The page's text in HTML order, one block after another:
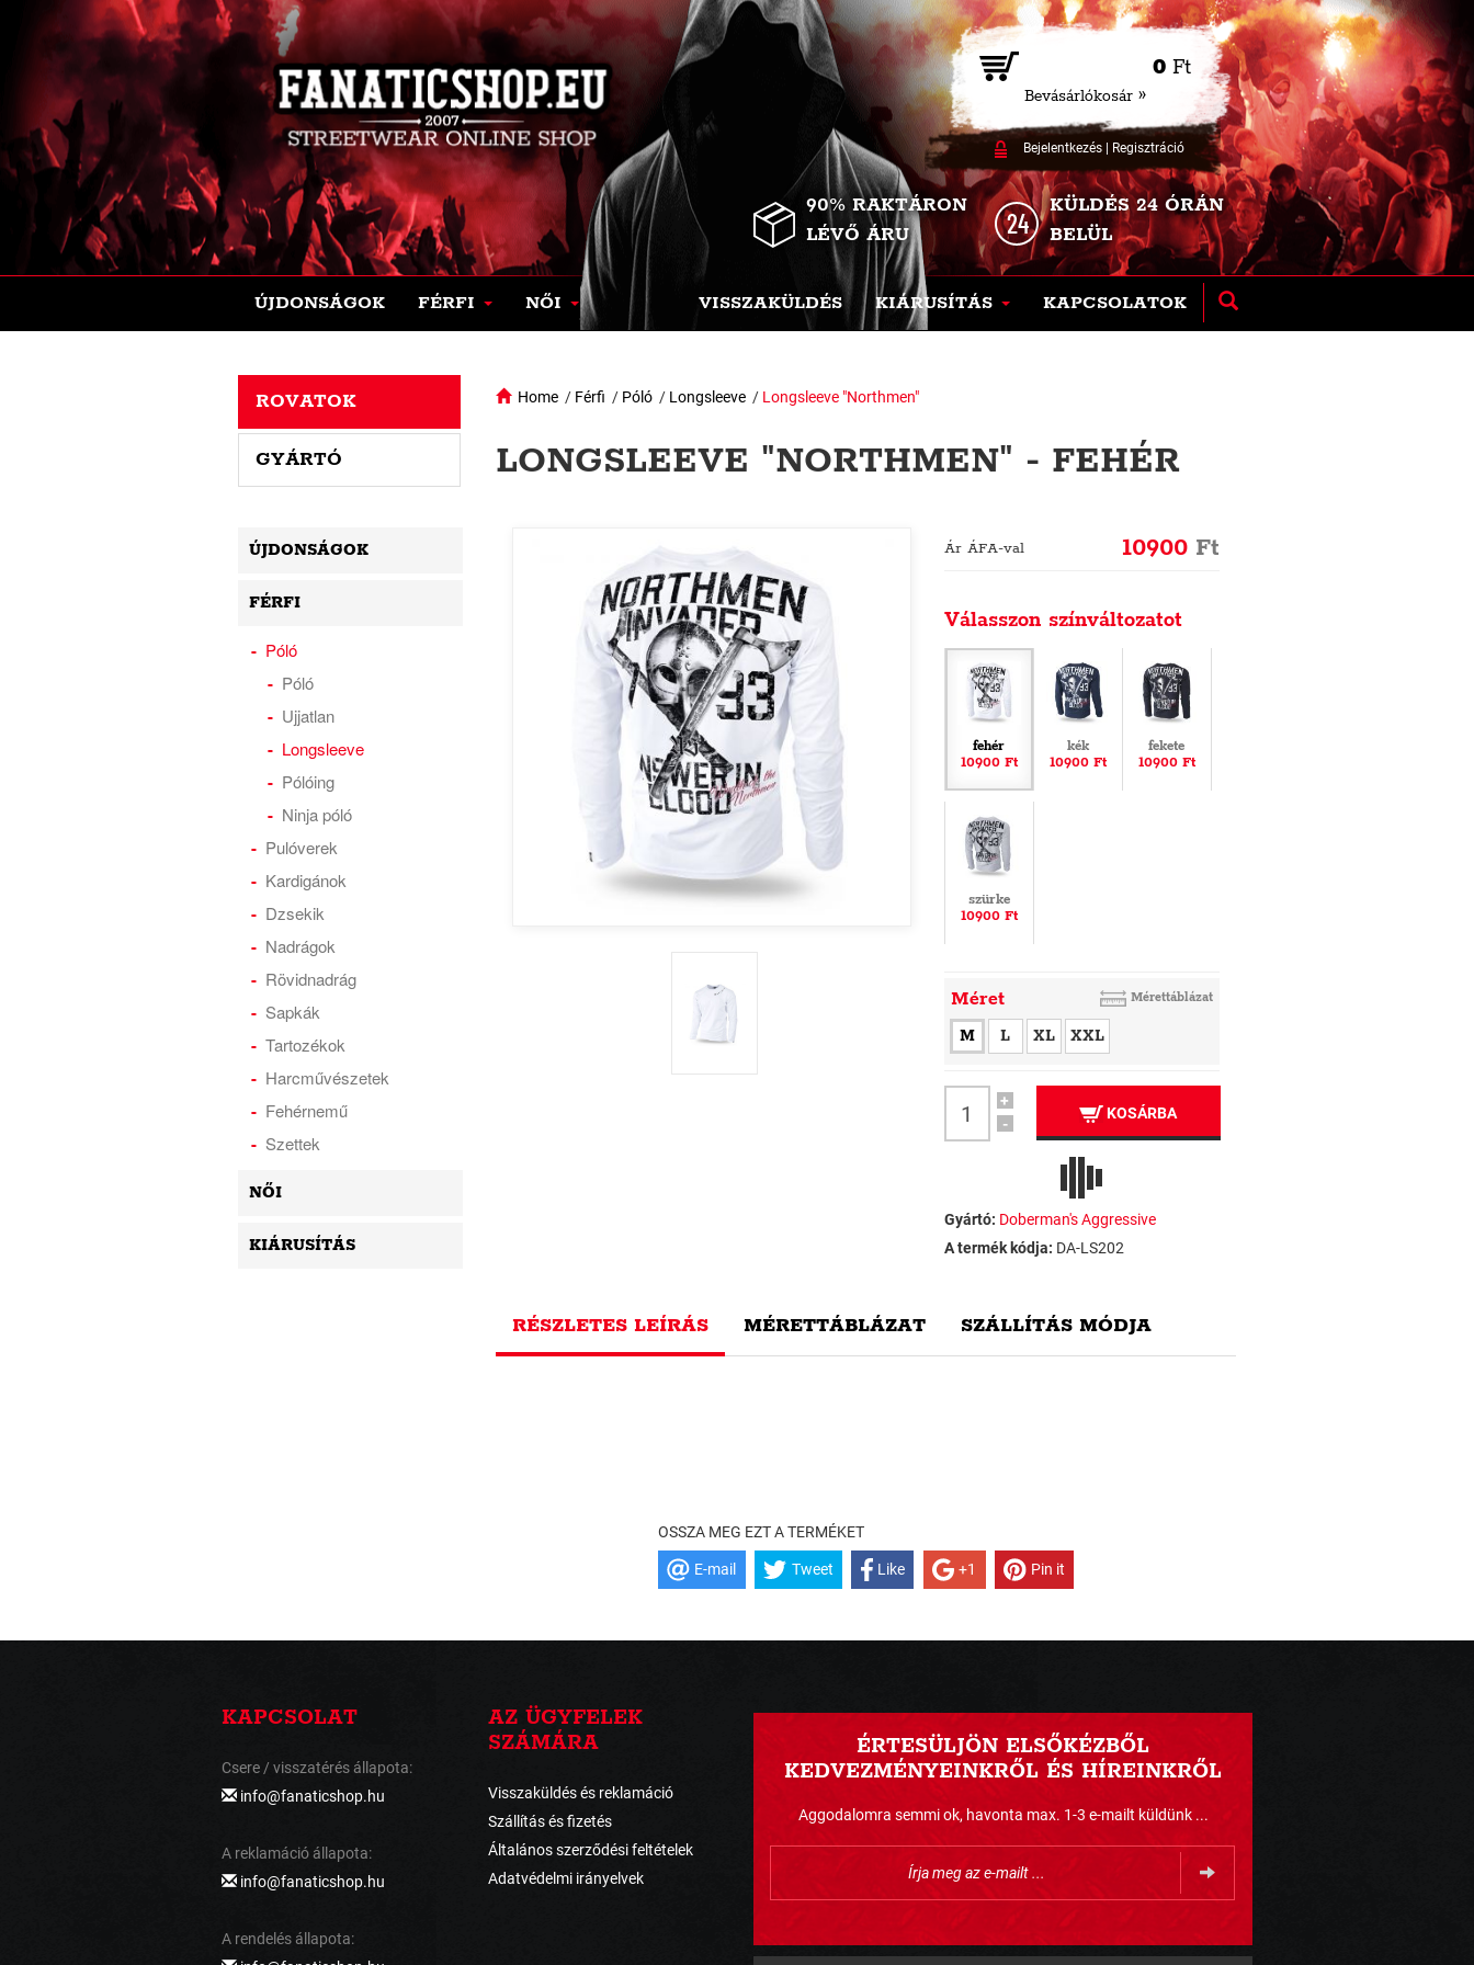
0 Ft
Bevásárlókosár »
Bejelentkezés| Regisztráció
90% RAKTÁRON
LÉVŐ ÁRU
KÜLDÉS 24 ÓRÁN
BELÜL
ÚJDONSÁGOK FÉRFI NŐI VISSZAKÜLDÉS KIÁRUSÍTÁS KAPCSOLATOK
Home / Férfi / Póló / Longsleeve / Longsleeve "Northmen"
LONGSLEEVE "NORTHMEN" - FEHÉR
Ár ÁFA-val 10900 Ft
Válasszon színváltozatot
fehér
10900 Ft
kék
10900 Ft
fekete
10900 Ft
szürke
10900 Ft
Méret Mérettáblázat
M L XL XXL
+
-
KOSÁRBA
Gyártó: Doberman's Aggressive
A termék kódja: DA-LS202
RÉSZLETES LEÍRÁS MÉRETTÁBLÁZAT SZÁLLÍTÁS MÓDJA
OSSZA MEG EZT A TERMÉKET
E-mail Tweet Like +1 Pin it
ROVATOK
GYÁRTÓ
ÚJDONSÁGOK
FÉRFI
Póló
Póló
Ujjatlan
Longsleeve
Pólóing
Ninja póló
Pulóverek
Kardigánok
Dzsekik
Nadrágok
Rövidnadrág
Sapkák
Tartozékok
Harcművészetek
Fehérnemű
Szettek
NŐI
KIÁRUSÍTÁS
KAPCSOLAT
Csere / visszatérés állapota:
info@fanaticshop.hu
A reklamáció állapota:
info@fanaticshop.hu
A rendelés állapota:
AZ ÜGYFELEK
SZÁMÁRA
Visszaküldés és reklamáció
Szállítás és fizetés
Általános szerződési feltételek
Adatvédelmi irányelvek
ÉRTESÜLJÖN ELSŐKÉZBŐL
KEDVEZMÉNYEINKRŐL ÉS HÍREINKRŐL
Aggodalomra semmi ok, havonta max. 1-3 e-mailt küldünk ...